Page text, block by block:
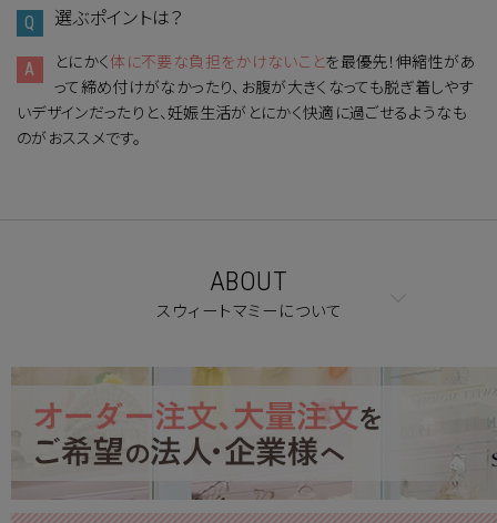
選ぶポイントは？
とにかく体に不要な負担をかけないことを最優先！伸縮性があ
って締め付けがなかったり、お腹が大きくなっても脱ぎ着しやす
いデザインだったりと、妊娠生活がとにかく快適に過ごせるようなも
のがおススメです。
ABOUT
スウィートマミーについて